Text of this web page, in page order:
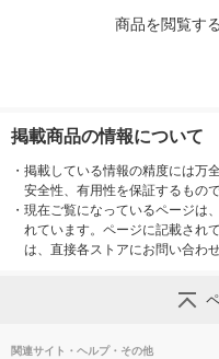
商品を閲覧す
掲載商品の情報について
・ 掲載している情報の精度には万
安全性、有用性を保証するもの
・ 現在ご覧になっているページは
れています。ページに記載され
は、直接各ストアにお問い合わ
関連サイト・ヘルプ・その他